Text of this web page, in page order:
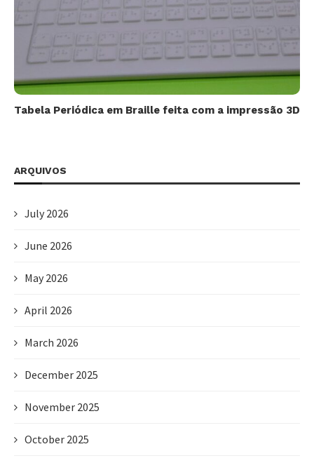
Tabela Periódica em Braille feita com a impressão 3D
ARQUIVOS
July 2026
June 2026
May 2026
April 2026
March 2026
December 2025
November 2025
October 2025